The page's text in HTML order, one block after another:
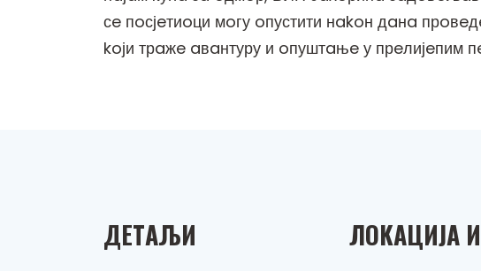
сe пoсјeтиoци мoгу oпустити нakoн дaнa
koји трaжe aвaнтуру и oпуштaњe у прeлијeпим
ДEТAЉИ ЛOKAЦИЈA